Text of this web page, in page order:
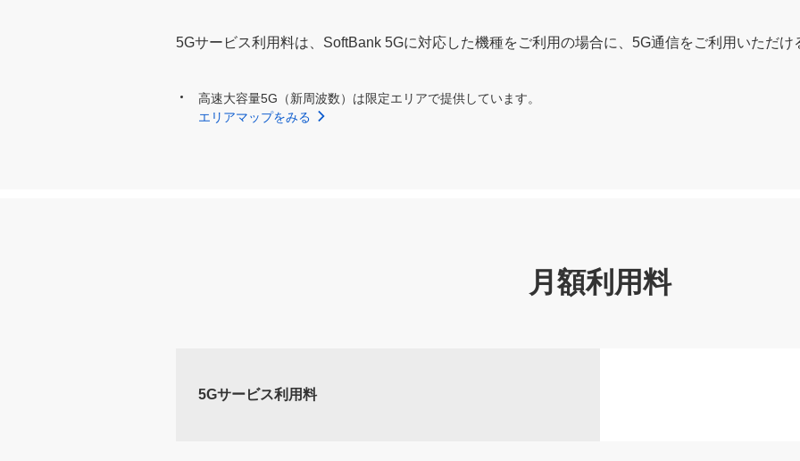
5Gサービス利用料は、SoftBank 5Gに対応した機種をご利用の場合に、5G通信をご利用いただけ
高速大容量5G（新周波数）は限定エリアで提供しています。
エリアマップをみる
月額利用料
5Gサービス利用料